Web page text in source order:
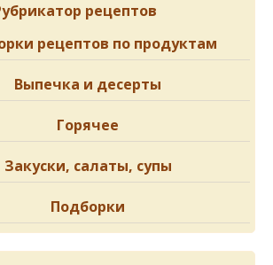
рецептов
рецептов по продуктам
Выпечка и десерты
Горячее
Закуски, салаты, супы
Подборки